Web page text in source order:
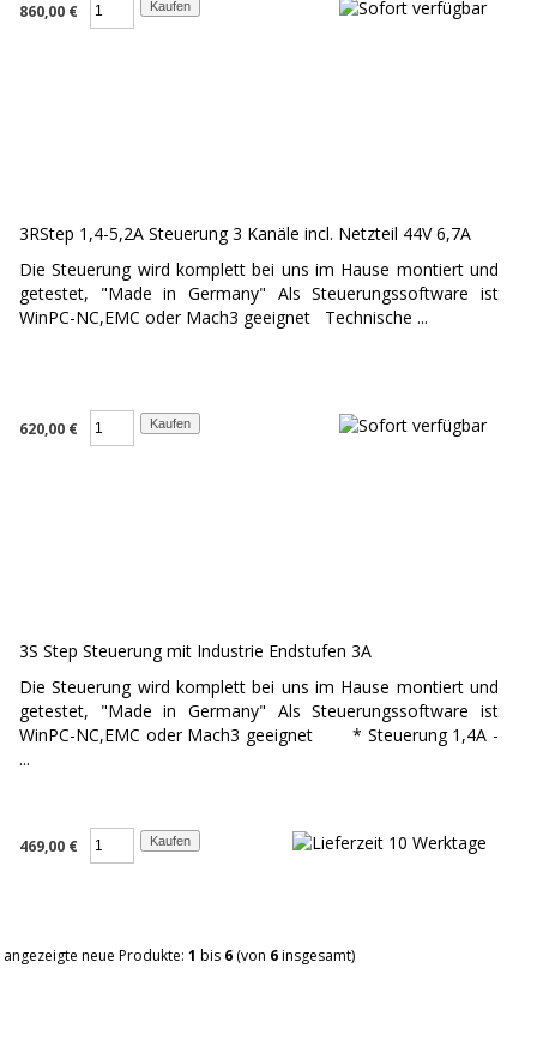
860,00 €
3RStep 1,4-5,2A Steuerung 3 Kanäle incl. Netzteil 44V 6,7A
Die Steuerung wird komplett bei uns im Hause montiert und
getestet, "Made in Germany" Als Steuerungssoftware ist
WinPC-NC,EMC oder Mach3 geeignet Technische ...
620,00 €
3S Step Steuerung mit Industrie Endstufen 3A
Die Steuerung wird komplett bei uns im Hause montiert und
getestet, "Made in Germany" Als Steuerungssoftware ist
WinPC-NC,EMC oder Mach3 geeignet * Steuerung 1,4A -
...
469,00 €
angezeigte neue Produkte: 1 bis 6 (von 6insgesamt)